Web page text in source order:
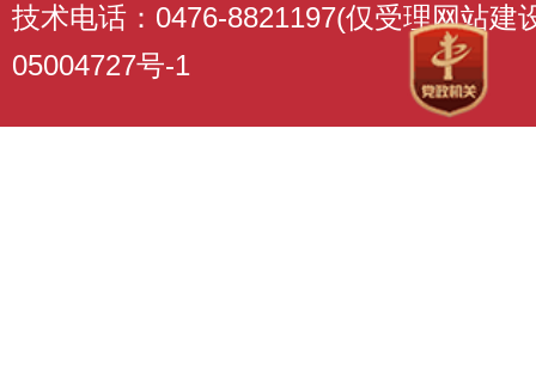
技术电话：0476-8821197(仅受理网站建
05004727号-1